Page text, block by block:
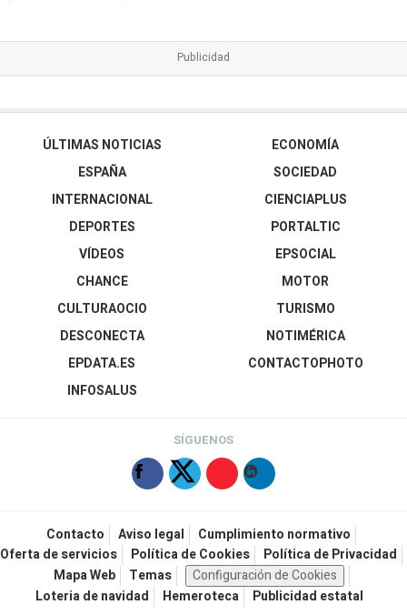
ÚLTIMAS NOTICIAS
ESPAÑA
INTERNACIONAL
DEPORTES
VÍDEOS
ECONOMÍA
SOCIEDAD
CIENCIAPLUS
PORTALTIC
EPSOCIAL
CHANCE
CULTURAOCIO
DESCONECTA
EPDATA.ES
INFOSALUS
MOTOR
TURISMO
NOTIMÉRICA
CONTACTOPHOTO
SÍGUENOS
Contacto Aviso legal
Cumplimiento normativo
Oferta de servicios
Política de Cookies
Política de Privacidad
Mapa Web
Temas
Configuración de Cookies
Loteria de navidad
Hemeroteca Publicidad estatal